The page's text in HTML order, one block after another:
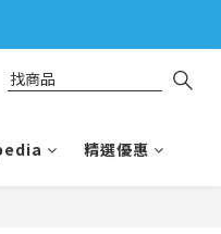
精選優惠